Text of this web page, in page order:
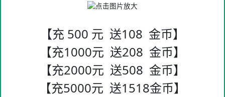
【充 500 元 送108 金币】
【充1000元 送208 金币】
【充2000元 送508 金币】
【充5000元 送1518金币】